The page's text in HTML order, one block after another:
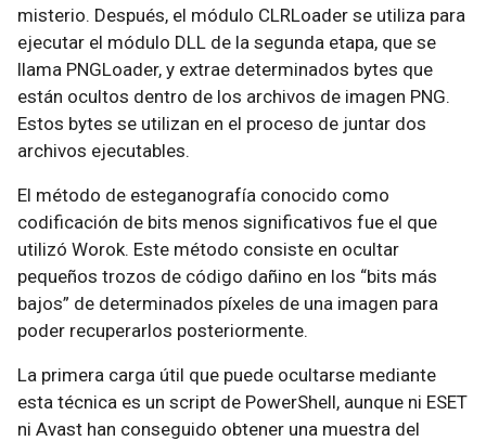
misterio. Después, el módulo CLRLoader se utiliza para
ejecutar el módulo DLL de la segunda etapa, que se
llama PNGLoader, y extrae determinados bytes que
están ocultos dentro de los archivos de imagen PNG.
Estos bytes se utilizan en el proceso de juntar dos
archivos ejecutables.
El método de esteganografía conocido como
codificación de bits menos significativos fue el que
utilizó Worok. Este método consiste en ocultar
pequeños trozos de código dañino en los “bits más
bajos” de determinados píxeles de una imagen para
poder recuperarlos posteriormente.
La primera carga útil que puede ocultarse mediante
esta técnica es un script de PowerShell, aunque ni ESET
ni Avast han conseguido obtener una muestra del